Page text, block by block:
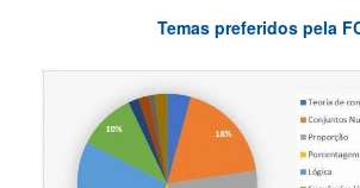
Temas preferidos pela